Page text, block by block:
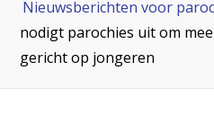
Nieuwsberichten voor
nodigt parochies uit om
gericht op jongeren